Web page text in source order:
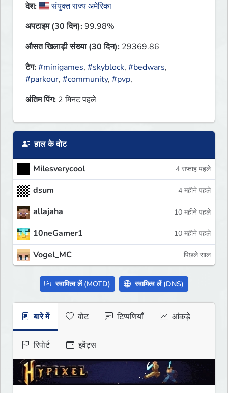
देश:
संयुक्त राज्य अमेरिका
अपटाइम (30 दिन):99.98%
औसत खिलाड़ी संख्या (30 दिन): 29369.86
टैग:#minigames, #skyblock, #bedwars,
#parkour, #community, #pvp,
अंतिम पिंग: 2 मिनट पहले
हाल के वोट
Milesverycool 4 सप्ताह पहले
dsum 4 महीने पहले
allajaha 10 महीने पहले
10neGamer1 10 महीने पहले
Vogel_MC पिछले साल
स्वामित्व लें (MOTD) स्वामित्व लें (DNS)
बारे में वोट टिप्पणियाँ आंकड़े
रिपोर्ट इवेंट्स